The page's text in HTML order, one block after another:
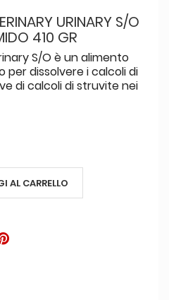
URINARY S/O
410 GR
S/O è un alimento
dissolvere i calcoli di
di calcoli di struvite nei
AL CARRELLO